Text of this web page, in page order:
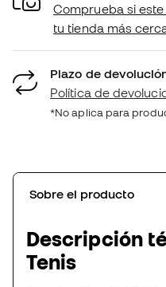
Comprueba si
tu tienda más
Plazo de
Política de
*No aplica para
Sobre el producto
Descripción
Tenis